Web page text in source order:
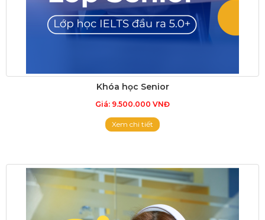
Khóa học Senior
Giá: 9.500.000 VNĐ
Xem chi tiết